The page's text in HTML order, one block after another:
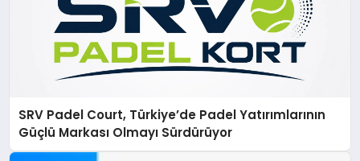
SRV Padel Court, Türkiye’de Padel Yatırımlarının
Güçlü Markası Olmayı Sürdürüyor